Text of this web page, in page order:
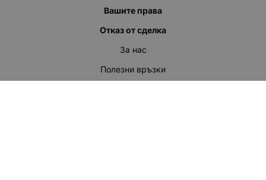
Вашите права
Отказ от сделка
За нас
Полезни връзки